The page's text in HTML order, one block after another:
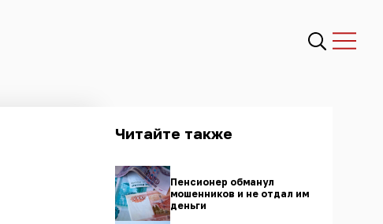
Читайте также
Пенсионер обманул
мошенников и не отдал им
деньги